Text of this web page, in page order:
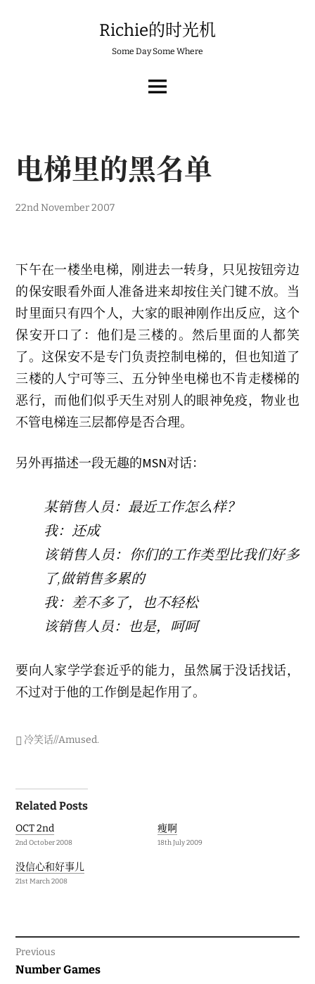
Richie的时光机
Some Day Some Where
MENU
电梯里的黑名单
2
o
e
m
b
e
r
2
0
0
7
22nd November 2007
下午在一楼坐电梯，刚进去一转身，只见按钮旁边
的保安眼看外面人准备进来却按住关门键不放。当
时里面只有四个人，大家的眼神刚作出反应，这个
保安开口了：他们是三楼的。然后里面的人都笑
了。这保安不是专门负责控制电梯的，但也知道了
三楼的人宁可等三、五分钟坐电梯也不肯走楼梯的
恶行，而他们似乎天生对别人的眼神免疫，物业也
不管电梯连三层都停是否合理。
另外再描述一段无趣的MSN对话：
某销售人员：最近工作怎么样？
我：还成
该销售人员：你们的工作类型比我们好多
了,做销售多累的
我：差不多了，也不轻松
该销售人员：也是，呵呵
要向人家学学套近乎的能力，虽然属于没话找话，
不过对于他的工作倒是起作用了。
冷笑话//Amused.
Post
navigation
Related Posts
OCT 2nd
2nd October 2008
瘦啊
18th July 2009
没信心和好事儿
21st March 2008
Previous
Previous
Number Games